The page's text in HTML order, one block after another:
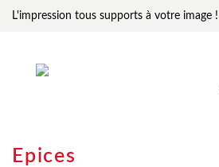
L'impression tous supports à votre image !
Epices